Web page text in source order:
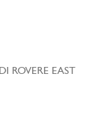
ROVERE EAST